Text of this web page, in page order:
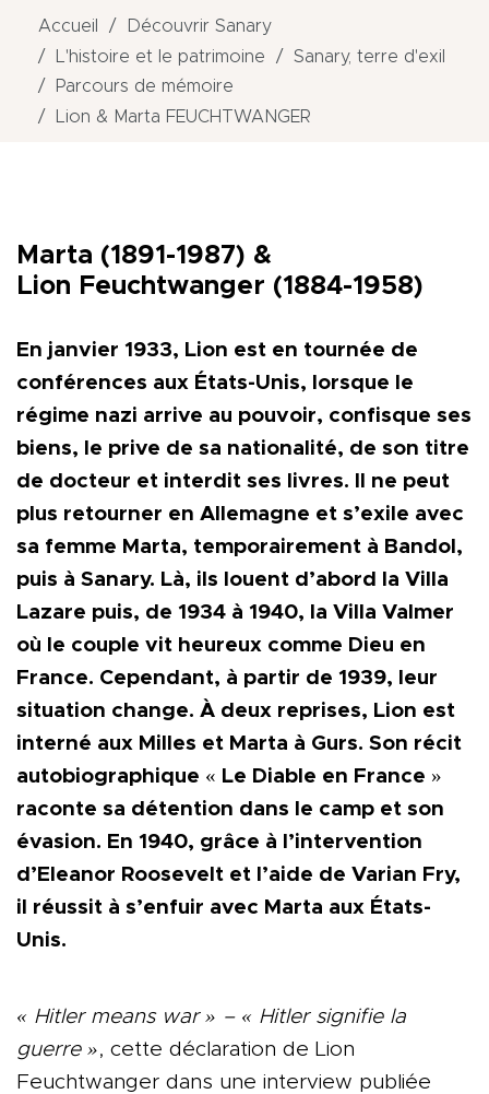
Accueil
Découvrir Sanary
L'histoire et le patrimoine
Sanary, terre d'exil
Parcours de mémoire
Lion & Marta FEUCHTWANGER
Marta (1891-1987) &
Lion Feuchtwanger (1884-1958)
En janvier 1933, Lion est en tournée de
conférences aux États-Unis, lorsque le
régime nazi arrive au pouvoir, confisque ses
biens, le prive de sa nationalité, de son titre
de docteur et interdit ses livres. Il ne peut
plus retourner en Allemagne et s’exile avec
sa femme Marta, temporairement à Bandol,
puis à Sanary. Là, ils louent d’abord la Villa
Lazare puis, de 1934 à 1940, la Villa Valmer
où le couple vit heureux comme Dieu en
France. Cependant, à partir de 1939, leur
situation change. À deux reprises, Lion est
interné aux Milles et Marta à Gurs. Son récit
autobiographique « Le Diable en France »
raconte sa détention dans le camp et son
évasion. En 1940, grâce à l’intervention
d’Eleanor Roosevelt et l’aide de Varian Fry,
il réussit à s’enfuir avec Marta aux États-
Unis.
« Hitler means war » – « Hitler signifie la
guerre », cette déclaration de Lion
Feuchtwanger dans une interview publiée